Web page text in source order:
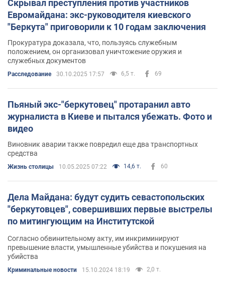
Скрывал преступления против участников
Евромайдана: экс-руководителя киевского
"Беркута" приговорили к 10 годам заключения
Прокуратура доказала, что, пользуясь служебным
положением, он организовал уничтожение оружия и
служебных документов
Расследование 30.10.2025 17:57 6,5 т. 69
Пьяный экс-"беркутовец" протаранил авто
журналиста в Киеве и пытался убежать. Фото и
видео
Виновник аварии также повредил еще два транспортных
средства
Жизнь столицы 10.05.2025 07:22 14,6 т. 60
Дела Майдана: будут судить севастопольских
"беркутовцев", совершивших первые выстрелы
по митингующим на Институтской
Согласно обвинительному акту, им инкриминируют
превышение власти, умышленные убийства и покушения на
убийства
Криминальные новости 15.10.2024 18:19 2,0 т.